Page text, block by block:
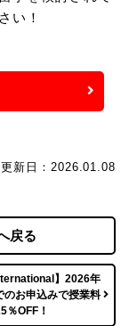
い！
更新日：2026.01.08
戻る
】2026年
のお申込みで授業料
％OFF！